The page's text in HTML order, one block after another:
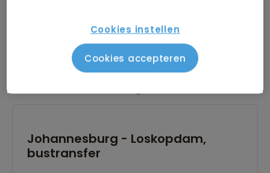
wij naar het vluchtschema.
Johannesburg - Loskopdam,
bustransfer
Cookies instellen
Cookies accepteren